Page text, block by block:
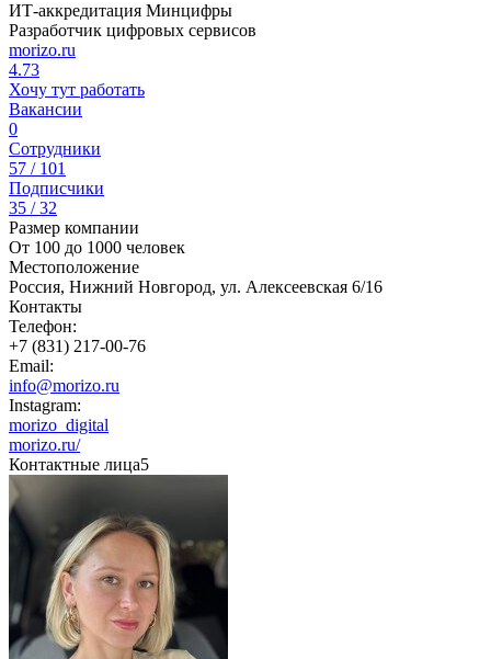
ИТ-аккредитация Минцифры
Разработчик цифровых сервисов
morizo.ru
4.73
Хочу тут работать
Вакансии
0
Сотрудники
57 / 101
Подписчики
35 / 32
Размер компании
От 100 до 1000 человек
Местоположение
Россия, Нижний Новгород, ул. Алексеевская 6/16
Контакты
Телефон:
+7 (831) 217-00-76
Email:
info@morizo.ru
Instagram:
morizo_digital
morizo.ru/
Контактные лица5